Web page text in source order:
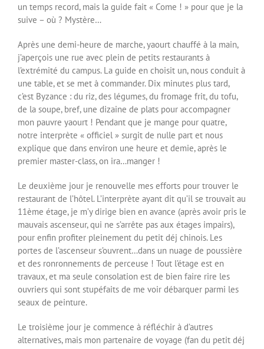
un temps record, mais la guide fait « Come ! » pour que je la
suive – où ? Mystère…
Après une demi-heure de marche, yaourt chauffé à la main,
j’aperçois une rue avec plein de petits restaurants à
l’extrémité du campus. La guide en choisit un, nous conduit à
une table, et se met à commander. Dix minutes plus tard,
c’est Byzance : du riz, des légumes, du fromage frit, du tofu,
de la soupe, bref, une dizaine de plats pour accompagner
mon pauvre yaourt ! Pendant que je mange pour quatre,
notre interprète « officiel » surgit de nulle part et nous
explique que dans environ une heure et demie, après le
premier master-class, on ira…manger !
Le deuxième jour je renouvelle mes efforts pour trouver le
restaurant de l’hôtel. L’interprète ayant dit qu’il se trouvait au
11ème étage, je m’y dirige bien en avance (après avoir pris le
mauvais ascenseur, qui ne s’arrête pas aux étages impairs),
pour enfin profiter pleinement du petit déj chinois. Les
portes de l’ascenseur s’ouvrent…dans un nuage de poussière
et des ronronnements de perceuse ! Tout l’étage est en
travaux, et ma seule consolation est de bien faire rire les
ouvriers qui sont stupéfaits de me voir débarquer parmi les
seaux de peinture.
Le troisième jour je commence à réfléchir à d’autres
alternatives, mais mon partenaire de voyage (fan du petit déj